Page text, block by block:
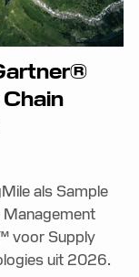
als Sample
voor Supply
uit 2026.